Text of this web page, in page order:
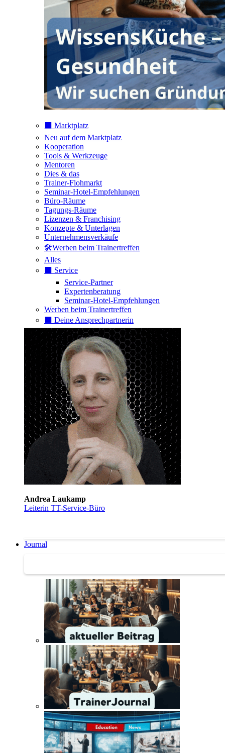
⬛️ Marktplatz
Neu auf dem Marktplatz
Kooperation
Tools & Werkzeuge
Mentoren
Dies & das
Trainer-Flohmarkt
Seminar-Hotel-Empfehlungen
Büro-Räume
Tagungs-Räume
Lizenzen & Franchising
Konzepte & Unterlagen
Unternehmensverkäufe
🛠️Werben beim Trainertreffen
Alles
⬛️ Service
Service-Partner
Expertenberatung
Seminar-Hotel-Empfehlungen
Werben beim Trainertreffen
⬛️ Deine Ansprechpartnerin
Andrea Laukamp
Leiterin TT-Service-Büro
Journal